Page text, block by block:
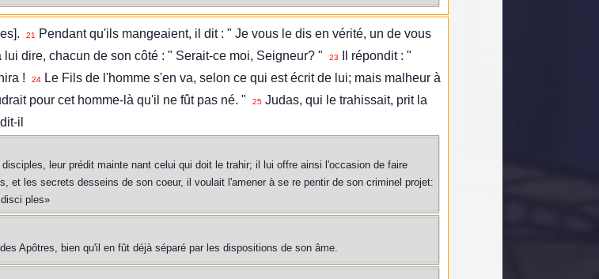
21
Pendant qu'ils mangeaient, il dit : " Je vous le dis en vérité, un de vous
dire, chacun de son côté : " Serait-ce moi, Seigneur? " 23
Il répondit : "
!
24
Le Fils de l'homme s'en va, selon ce qui est écrit de lui; mais malheur à
pour cet homme-là qu'il ne fût pas né. "
25 Judas, qui le trahissait, prit la
il
leur prédit mainte nant celui qui doit le trahir; il lui offre ainsi l'occasion de faire
et les secrets desseins de son coeur, il voulait l'amener à se re pentir de son criminel projet:
ples»
Apôtres, bien qu'il en fût déjà séparé par les dispositions de son âme.